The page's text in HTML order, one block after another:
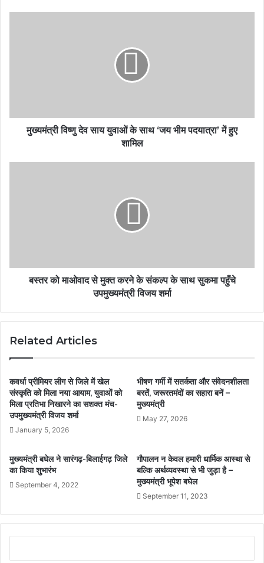
मुख्यमंत्री विष्णु देव साय युवाओं के साथ ‘जय भीम पदयात्रा’ में हुए
शामिल
बस्तर को माओवाद से मुक्त करने के संकल्प के साथ सुकमा पहुँचे
उपमुख्यमंत्री विजय शर्मा
Related Articles
कवर्धा प्रीमियर लीग से जिले में खेल
संस्कृति को मिला नया आयाम, युवाओं को
मिला प्रतिभा निखारने का सशक्त मंच-
उपमुख्यमंत्री विजय शर्मा
January 5, 2026
भीषण गर्मी में सतर्कता और संवेदनशीलता
बरतें, जरूरतमंदों का सहारा बनें –
मुख्यमंत्री
May 27, 2026
मुख्यमंत्री बघेल ने सारंगढ़-बिलाईगढ़ जिले
का किया शुभारंभ
September 4, 2022
गौपालन न केवल हमारी धार्मिक आस्था से
बल्कि अर्थव्यवस्था से भी जुड़ा है –
मुख्यमंत्री भूपेश बघेल
September 11, 2023